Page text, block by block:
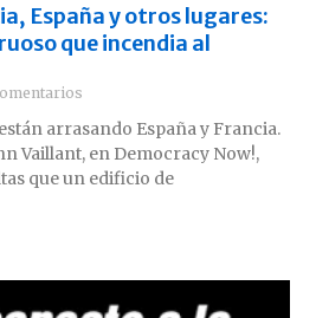
España y otros lugares:
que incendia al
arrasando España y Francia.
Vaillant, en Democracy Now!,
que un edificio de